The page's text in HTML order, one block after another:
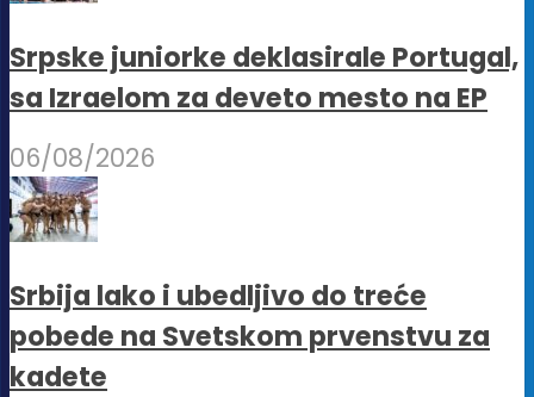
Srpske juniorke deklasirale Portugal,
sa Izraelom za deveto mesto na EP
06/08/2026
Srbija lako i ubedljivo do treće
pobede na Svetskom prvenstvu za
kadete